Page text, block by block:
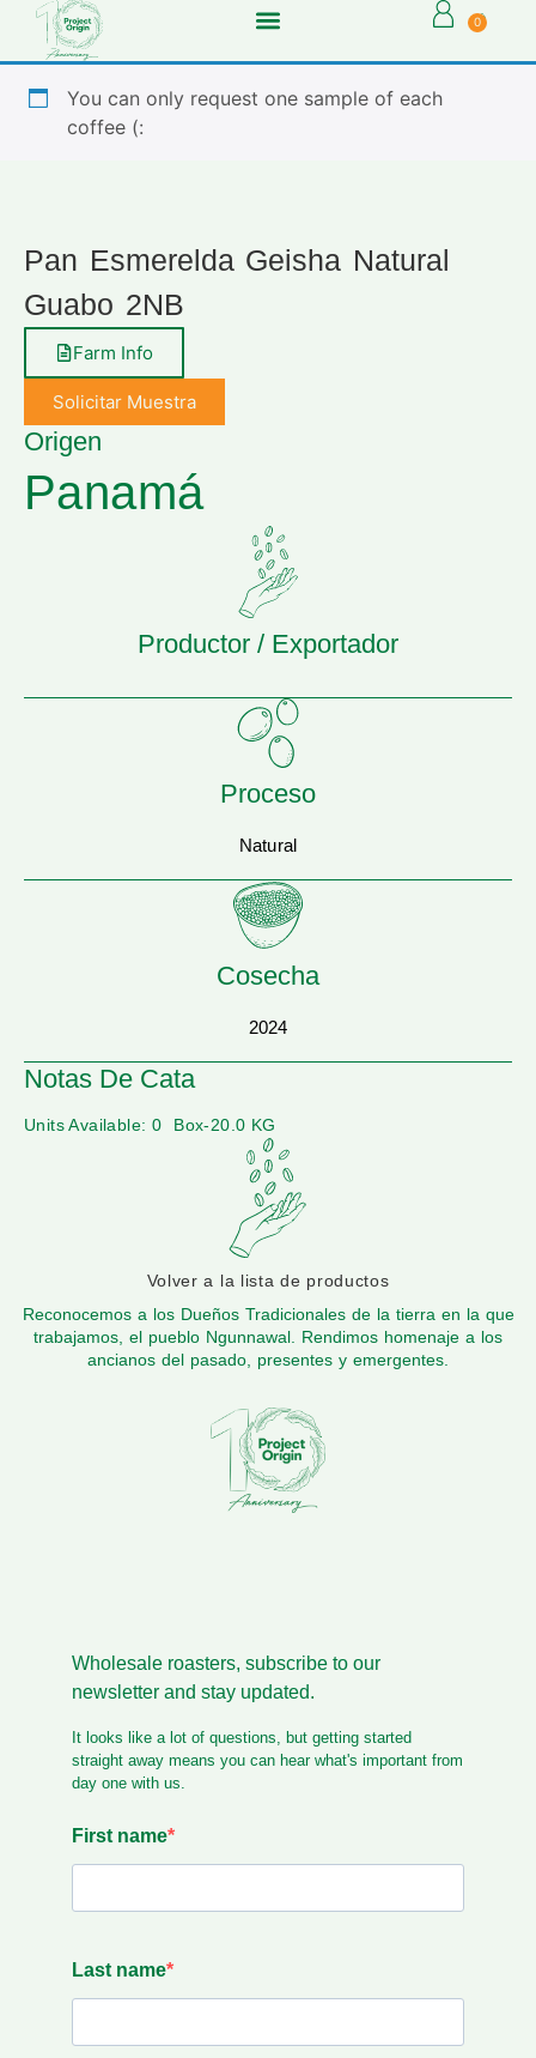
0
You can only request one sample of each
coffee (:
Pan Esmerelda Geisha Natural
Guabo 2NB
Farm Info
Solicitar Muestra
Origen
Panamá
Productor / Exportador
Proceso
Natural
Cosecha
2024
Notas De Cata
Units Available: 0 Box-20.0 KG
Volver a la lista de productos
Reconocemos a los Dueños Tradicionales de la tierra en la que
trabajamos, el pueblo Ngunnawal. Rendimos homenaje a los
ancianos del pasado, presentes y emergentes.